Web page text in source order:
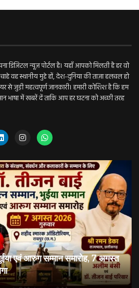
न्यूज़ पोर्टल है। यहाँ आपको मिलती है हर वो
वह स्थानीय मुद्दे हों, देश-दुनिया की ताज़ा हलचल हो
से जुड़ी महत्वपूर्ण जानकारी। हमारी कोशिश है कि हम
भाषा में खबरें दें ताकि आप हर घटना को अच्छी तरह
एवं आरुग सम्मान समारोह, 7 अगस्त